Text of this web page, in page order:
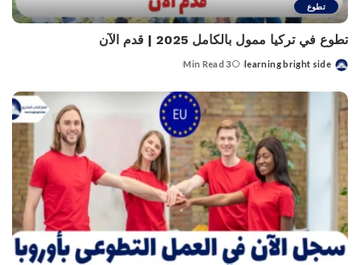
تطوع
تطوع في تركيا ممول بالكامل 2025 | قدم الآن
Posted
learning bright side
3 Min Read